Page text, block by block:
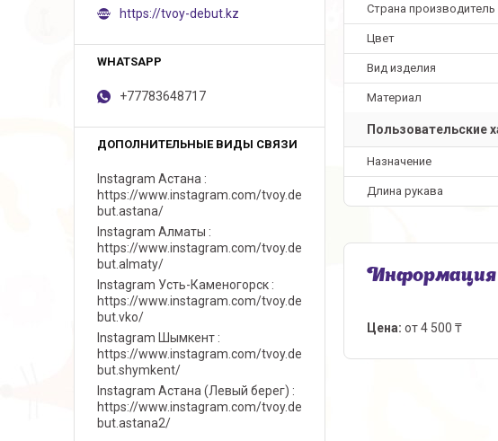
Страна производитель
Цвет
Вид изделия
Материал
Пользовательские
Назначение
Длина рукава
Информация
Цена: от 4 500 ₸
https://tvoy-debut.kz
+77783648717
Instagram Астана
https://www.instagram.com/tvoy.de
but.astana/
Instagram Алматы
https://www.instagram.com/tvoy.de
but.almaty/
Instagram Усть-Каменогорск
https://www.instagram.com/tvoy.de
but.vko/
Instagram Шымкент
https://www.instagram.com/tvoy.de
but.shymkent/
Instagram Астана (Левый берег)
https://www.instagram.com/tvoy.de
but.astana2/